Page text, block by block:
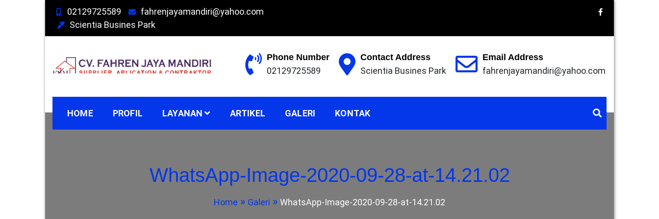
Skip
02129725589
fahrenjayamandiri@yahoo.com
Scientia Busines Park
02129725589 CV. FAHREN JAYA
MANDIRI KONTRAKTOR CAT
EPOXY LANTAI
EPOXY LANTAI BOGOR, EPOXY LANTAI SUKABUMI, EPOXY LANTAI GARUT, EPOXY LANTAI CIANJUR
Phone Number
02129725589
Contact Address
Scientia Busines Park
Email Address
fahrenjayamandiri@yahoo.com
HOME PROFIL LAYANAN ARTIKEL GALERI KONTAK
WhatsApp-Image-2020-09-28-at-14.21.02
Home Galeri WhatsApp-Image-2020-09-28-at-14.21.02